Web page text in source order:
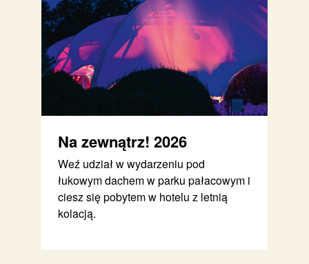
Na zewnątrz! 2026
Weź udział w wydarzeniu pod
łukowym dachem w parku pałacowym i
ciesz się pobytem w hotelu z letnią
kolacją.